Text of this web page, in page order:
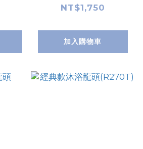
NT$1,750
加入購物車